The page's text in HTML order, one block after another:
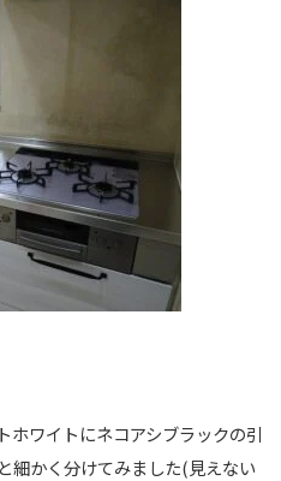
ワイトにネコアシブラックの引
細かく分けてみました(見えない